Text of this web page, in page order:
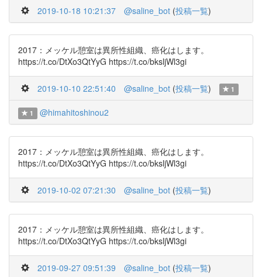
2019-10-18 10:21:37 @saline_bot (投稿一覧)
2017：メッケル憩室は異所性組織、癌化はします。
https://t.co/DtXo3QtYyG https://t.co/bksljWl3gi
2019-10-10 22:51:40 @saline_bot (投稿一覧) 1
1 @himahitoshinou2
2017：メッケル憩室は異所性組織、癌化はします。
https://t.co/DtXo3QtYyG https://t.co/bksljWl3gi
2019-10-02 07:21:30 @saline_bot (投稿一覧)
2017：メッケル憩室は異所性組織、癌化はします。
https://t.co/DtXo3QtYyG https://t.co/bksljWl3gi
2019-09-27 09:51:39 @saline_bot (投稿一覧)